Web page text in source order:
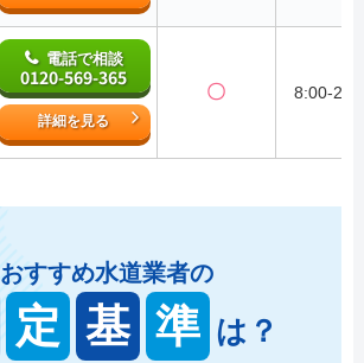
電話で相談
0120-569-365
詳細を見る
〇 8:00-
おすすめ水道業者の
定 基 準 は？